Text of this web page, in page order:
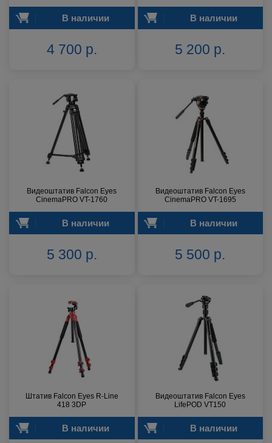
В наличии
4 700 р.
В наличии
5 200 р.
Видеоштатив Falcon Eyes
CinemaPRO VT-1760
В наличии
5 300 р.
Видеоштатив Falcon Eyes
CinemaPRO VT-1695
В наличии
5 500 р.
Штатив Falcon Eyes R-Line
418 3DP
В наличии
Видеоштатив Falcon Eyes
LifePOD VT150
В наличии